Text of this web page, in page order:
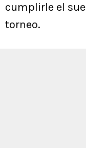
cumplirle el
torneo.